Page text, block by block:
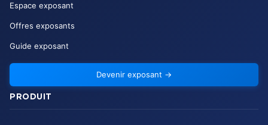
Espace exposant
Offres exposants
Guide exposant
Devenir exposant →
PRODUIT